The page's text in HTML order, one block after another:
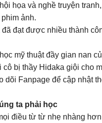
họa và nghề truyện
ảnh.
đạt được nhiều thành
mỹ thuật đầy gian nan
bị thầy Hidaka giội cho
Fanpage để cập nhật
ta phải học
điều từ từ nhẹ nhàng